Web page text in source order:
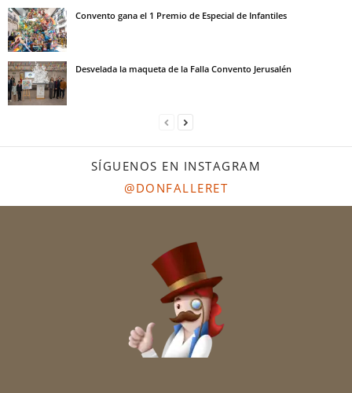
Convento gana el 1 Premio de Especial de Infantiles
Desvelada la maqueta de la Falla Convento Jerusalén
SÍGUENOS EN INSTAGRAM
@DONFALLERET